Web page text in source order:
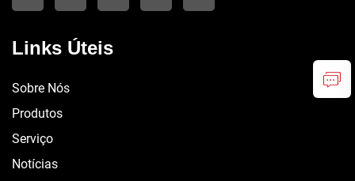
Links Úteis
Sobre Nós
Produtos
Serviço
Notícias